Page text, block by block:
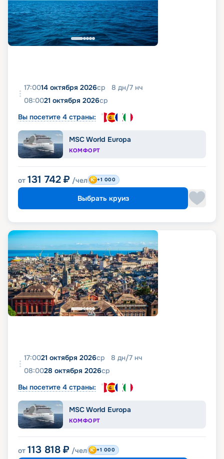
17:0014 октября 2026ср 8 дн/7 нч
08:0021 октября 2026ср
Вы посетите 4 страны:
MSC World Europa
КОМФОРТ
от 131 742 ₽ /чел +1 000
Выбрать круиз
17:0021 октября 2026ср 8 дн/7 нч
08:0028 октября 2026ср
Вы посетите 4 страны:
MSC World Europa
КОМФОРТ
от 113 818 ₽ /чел +1 000